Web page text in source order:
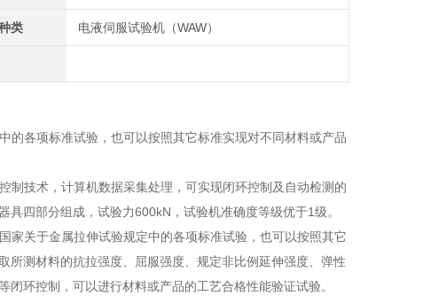
类 电液伺服试验机（WAW）
的各项标准试验，也可以按照其它标准实现对不同材料或产品
制技术，计算机数据采集处理，可实现闭环控制及自动检测的
四部分组成，试验力600kN，试验机准确度等级优于1级。
家关于金属拉伸试验规定中的各项标准试验，也可以按照其它
测材料的抗拉强度、屈服强度、规定非比例延伸强度、弹性
环控制，可以进行材料或产品的工艺合格性能验证试验。